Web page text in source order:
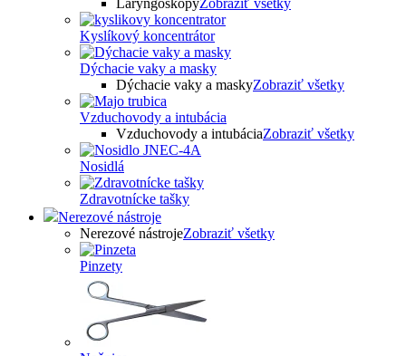
LaryngoskopyZobraziť všetky
Kyslíkový koncentrátor
Dýchacie vaky a masky
Dýchacie vaky a maskyZobraziť všetky
Vzduchovody a intubácia
Vzduchovody a intubáciaZobraziť všetky
Nosidlá
Zdravotnícke tašky
Nerezové nástroje
Nerezové nástrojeZobraziť všetky
Pinzety